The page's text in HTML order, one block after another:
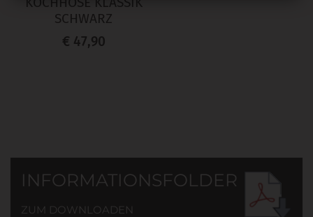
SCHWARZ
€ 47,90
INFORMATIONSFOLDER
ZUM DOWNLOADEN